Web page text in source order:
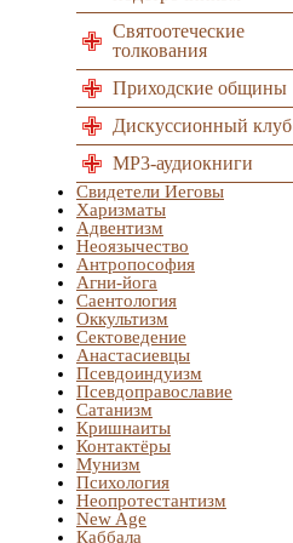
Святоотеческие
толкования
Приходские общины
Дискуссионный клуб
MP3-аудиокниги
Свидетели Иеговы
Харизматы
Адвентизм
Неоязычество
Антропософия
Агни-йога
Саентология
Оккультизм
Сектоведение
Анастасиевцы
Псевдоиндуизм
Псевдоправославие
Сатанизм
Кришнаиты
Контактёры
Мунизм
Психология
Неопротестантизм
New Age
Каббала